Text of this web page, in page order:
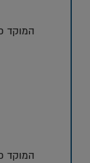
המוקד
המוקד